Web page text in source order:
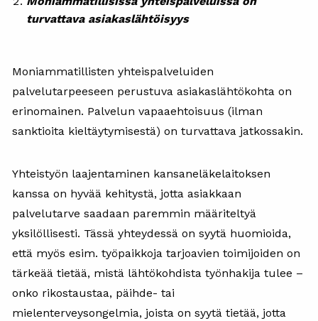
turvattava asiakaslähtöisyys
Moniammatillisten yhteispalveluiden
palvelutarpeeseen perustuva asiakaslähtökohta on
erinomainen. Palvelun vapaaehtoisuus (ilman
sanktioita kieltäytymisestä) on turvattava jatkossakin.
Yhteistyön laajentaminen kansaneläkelaitoksen
kanssa on hyvää kehitystä, jotta asiakkaan
palvelutarve saadaan paremmin määriteltyä
yksilöllisesti. Tässä yhteydessä on syytä huomioida,
että myös esim. työpaikkoja tarjoavien toimijoiden on
tärkeää tietää, mistä lähtökohdista työnhakija tulee –
onko rikostaustaa, päihde- tai
mielenterveysongelmia, joista on syytä tietää, jotta